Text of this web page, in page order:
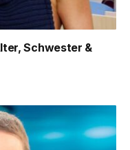
Schwester &